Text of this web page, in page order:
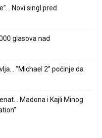
Novi singl pred
glasova nad
“Michael 2” počinje da
Madona i Kajli Minog